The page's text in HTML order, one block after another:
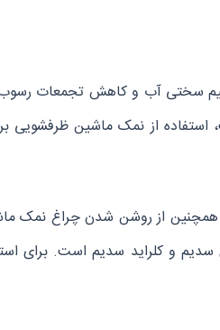
سختی آب و کاهش تجمعات
از نمک ماشین ظرفشویی
همچنین از روشن شدن چراغ نمک
و کلراید سدیم است. برای